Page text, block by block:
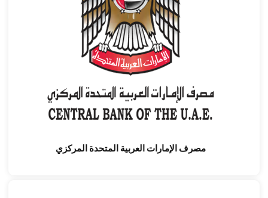
مصرف الإمارات العربية المتحدة المركزي